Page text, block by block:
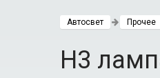
Автосвет Прочее
H3